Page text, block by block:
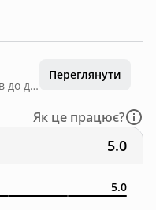
Повне повернення: за 7 днів до дати заїзду
Переглянути
Як це працює?
5.0
5.0